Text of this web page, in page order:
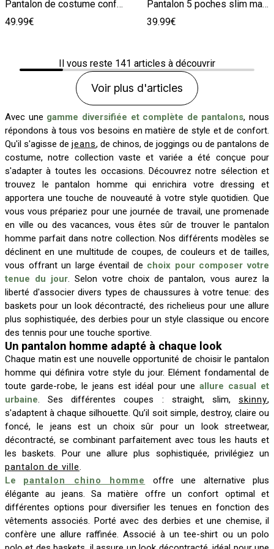
Pantalon de costume confort pied de puce
49.99€
Pantalon 5 poches slim matière bi-stretch
39.99€
Il vous reste 141 articles à découvrir
Voir plus d'articles
Avec une gamme diversifiée et complète de pantalons, nous
répondons à tous vos besoins en matière de style et de confort.
Qu'il s'agisse de jeans, de chinos, de joggings ou de pantalons de
costume, notre collection vaste et variée a été conçue pour
s'adapter à toutes les occasions. Découvrez notre sélection et
trouvez le pantalon homme qui enrichira votre dressing et
apportera une touche de nouveauté à votre style quotidien. Que
vous vous prépariez pour une journée de travail, une promenade
en ville ou des vacances, vous êtes sûr de trouver le pantalon
homme parfait dans notre collection. Nos différents modèles se
déclinent en une multitude de coupes, de couleurs et de tailles,
vous offrant un large éventail de choix pour composer votre
tenue du jour. Selon votre choix de pantalon, vous aurez la
liberté d'associer divers types de chaussures à votre tenue: des
baskets pour un look décontracté, des richelieus pour une allure
plus sophistiquée, des derbies pour un style classique ou encore
des tennis pour une touche sportive.
Un pantalon homme adapté à chaque look
Chaque matin est une nouvelle opportunité de choisir le pantalon
homme qui définira votre style du jour. Elément fondamental de
toute garde-robe, le jeans est idéal pour une allure casual et
urbaine. Ses différentes coupes : straight, slim, skinny,
s'adaptent à chaque silhouette. Qu’il soit simple, destroy, claire ou
foncé, le jeans est un choix sûr pour un look streetwear,
décontracté, se combinant parfaitement avec tous les hauts et
les baskets. Pour une allure plus sophistiquée, privilégiez un
pantalon de ville.
Le pantalon chino homme
offre une alternative plus
élégante au jeans. Sa matière offre un confort optimal et
différentes options pour diversifier les tenues en fonction des
vêtements associés. Porté avec des derbies et une chemise, il
confère une allure raffinée. Associé à un tee-shirt ou un polo